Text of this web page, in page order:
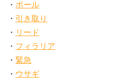
ボール
引き取り
リード
フィラリア
緊急
ウサギ